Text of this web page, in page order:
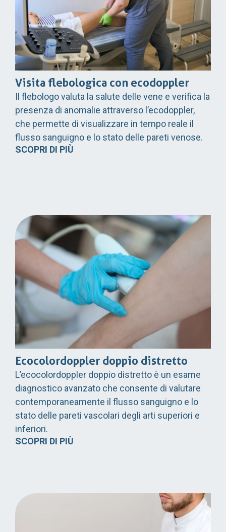
Visita flebologica con ecodoppler
Il flebologo valuta la salute delle vene e verifica la
presenza di anomalie attraverso l’ecodoppler,
che permette di visualizzare in tempo reale il
flusso sanguigno e lo stato delle pareti venose.
SCOPRI DI PIÙ
Ecocolordoppler doppio distretto
L’ecocolordoppler doppio distretto è un esame
diagnostico avanzato che consente di valutare
contemporaneamente il flusso sanguigno e lo
stato delle pareti vascolari degli arti superiori e
inferiori.
SCOPRI DI PIÙ